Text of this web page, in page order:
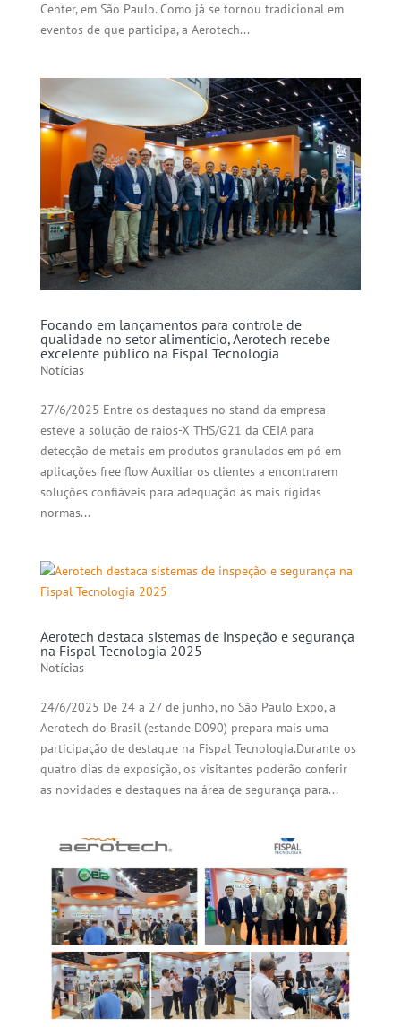
Center, em São Paulo. Como já se tornou tradicional em
eventos de que participa, a Aerotech...
Focando em lançamentos para controle de
qualidade no setor alimentício, Aerotech recebe
excelente público na Fispal Tecnologia
Notícias
27/6/2025 Entre os destaques no stand da empresa
esteve a solução de raios-X THS/G21 da CEIA para
detecção de metais em produtos granulados em pó em
aplicações free flow Auxiliar os clientes a encontrarem
soluções confiáveis para adequação às mais rígidas
normas...
Aerotech destaca sistemas de inspeção e segurança
na Fispal Tecnologia 2025
Notícias
24/6/2025 De 24 a 27 de junho, no São Paulo Expo, a
Aerotech do Brasil (estande D090) prepara mais uma
participação de destaque na Fispal Tecnologia.Durante os
quatro dias de exposição, os visitantes poderão conferir
as novidades e destaques na área de segurança para...